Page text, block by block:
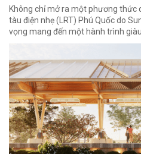
Không chỉ mở ra một phương thức
tàu điện nhẹ (LRT) Phú Quốc do
vọng mang đến một hành trình